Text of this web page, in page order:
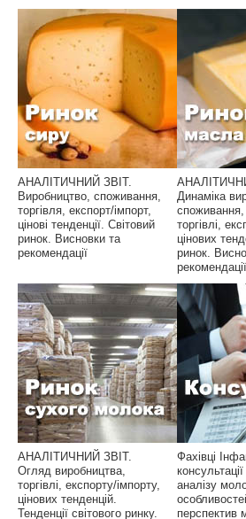
АНАЛІТИЧНИЙ ЗВІТ.
Виробництво, споживання,
торгівля, експорт/імпорт,
цінові тенденції. Світовий
ринок. Висновки та
рекомендації
Динаміка
споживання,
торгівлі,
цінових
ринок.
рекомендації
АНАЛІТИЧНИЙ ЗВІТ.
Огляд виробництва,
торгівлі, експорту/імпорту,
цінових тенденцій.
Тенденції світового ринку.
Фахівці
аналізу
перспектив